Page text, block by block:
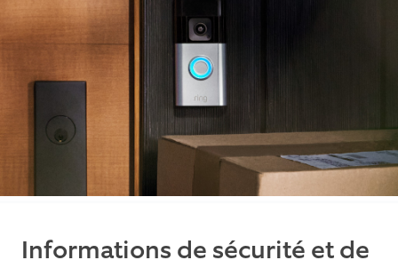
Informations de sécurité et de